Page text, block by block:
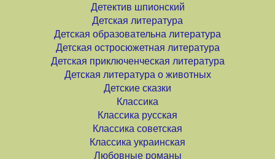
Детектив шпионский
Детская литература
Детская образовательна литература
Детская остросюжетная литература
Детская приключенческая литература
Детская литература о животных
Детские сказки
Классика
Классика русская
Классика советская
Классика украинская
Любовные романы